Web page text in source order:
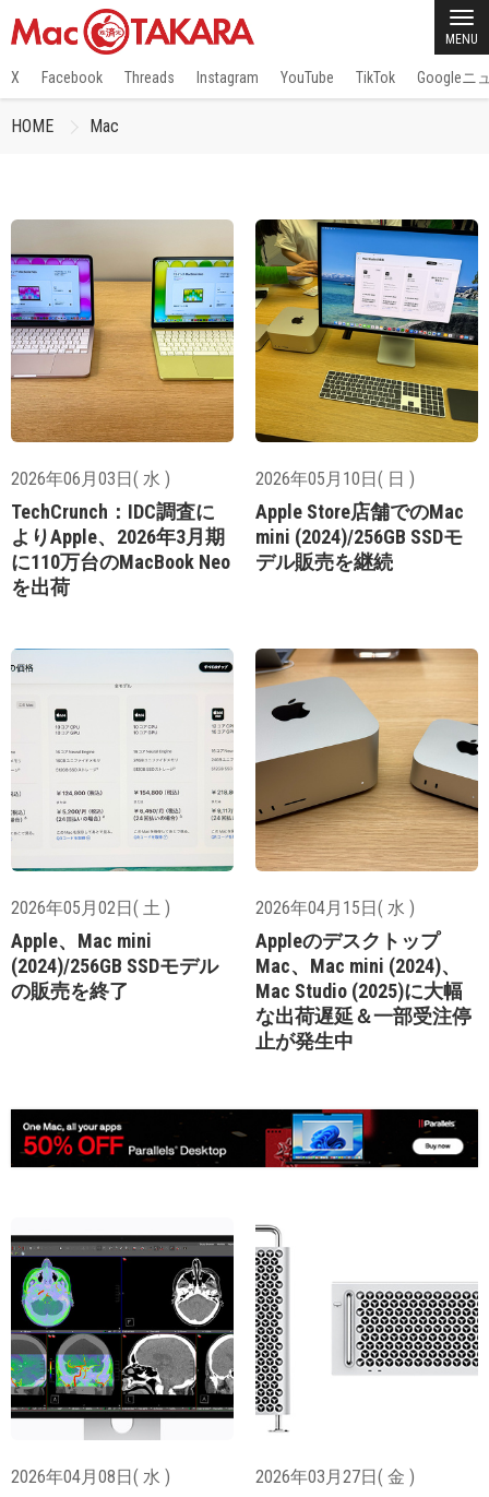
MENU
X Facebook Threads Instagram YouTube TikTok Googleニ
HOME Mac
2026年06月03日( 水 )
TechCrunch：IDC調査に
よりApple、2026年3月期
に110万台のMacBook Neo
を出荷
2026年05月10日( 日 )
Apple Store店舗でのMac
mini (2024)/256GB SSDモ
デル販売を継続
2026年05月02日( 土 )
Apple、Mac mini
(2024)/256GB SSDモデル
の販売を終了
2026年04月15日( 水 )
Appleのデスクトップ
Mac、Mac mini (2024)、
Mac Studio (2025)に大幅
な出荷遅延＆一部受注停
止が発生中
2026年04月08日( 水 ) 2026年03月27日( 金 )